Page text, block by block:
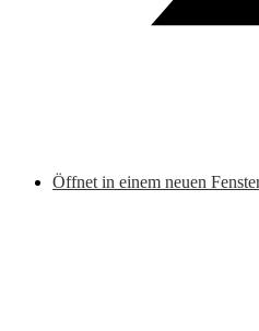
Öffnet in einem neuen